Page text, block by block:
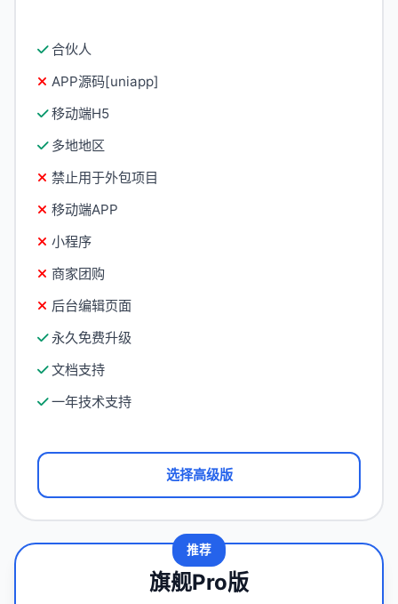
合伙人
APP源码[uniapp]
移动端H5
多地地区
禁止用于外包项目
移动端APP
小程序
商家团购
后台编辑页面
永久免费升级
文档支持
一年技术支持
选择高级版
推荐
旗舰Pro版